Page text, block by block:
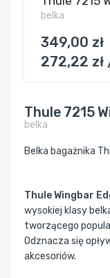
belka
349,00 zł
272,22
Thule 7215
belka
Belka bagażnika
Thule Wingbar
wysokiej klasy
tworzącego
Odznacza się
akcesoriów.